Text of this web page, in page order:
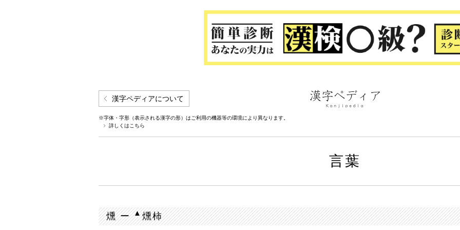
漢字ペディアについて
※字体・字形（表示される漢字の形）はご利用の機器等の環境により異なります。
詳しくはこちら
言葉
燻 ー▲燻柿